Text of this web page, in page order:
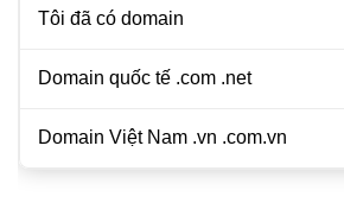
Tôi đã có domain
Domain quốc tế .com .net
Domain Việt Nam .vn .com.vn